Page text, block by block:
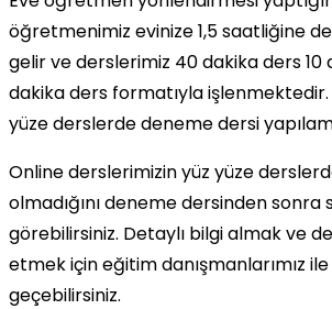
öğretmenimiz evinize 1,5 saatliğine
gelir ve derslerimiz 40 dakika ders 10
dakika ders formatıyla
yüze derslerde deneme dersi
Online derslerimizin yüz yüze
olmadığını deneme dersinden sonra
görebilirsiniz. Detaylı bilgi almak ve
etmek için eğitim danışmanlarımız
geçebilirsiniz.